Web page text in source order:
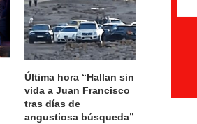
Última hora “Hallan sin
vida a Juan Francisco
tras días de
angustiosa búsqueda”